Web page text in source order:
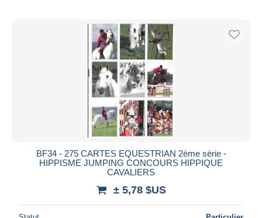
BF34 - 275 CARTES EQUESTRIAN 2ème série -
HIPPISME JUMPING CONCOURS HIPPIQUE
CAVALIERS
± 5,78 $US